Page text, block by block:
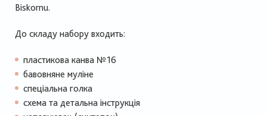
Biskornu.
До складу набору входить:
пластикова канва №16
бавовняне муліне
спеціальна голка
схема та детальна інструкція